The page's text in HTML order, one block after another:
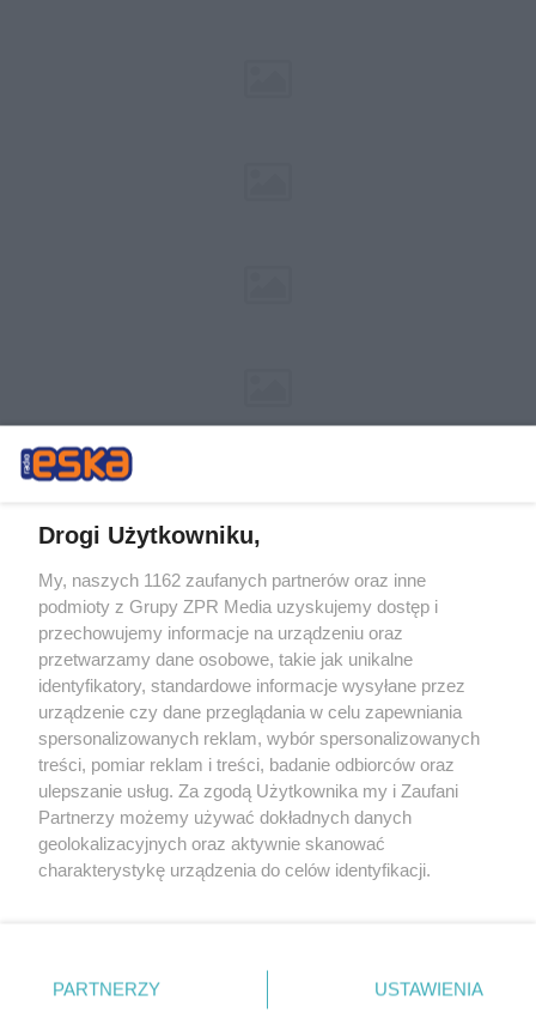
Żaden utwór zamieszczony w serwisie nie może być powielany i
rozpowszechniany lub dalej rozpowszechniany w jakikolwiek sposób (w
tym także elektroniczny lub mechaniczny) na jakimkolwiek polu
eksploatacji w jakiejkolwiek formie, włącznie z umieszczaniem w
Internecie bez pisemnej zgody właściciela praw. Jakiekolwiek użycie lub
wykorzystanie utworów w całości lub w części z naruszeniem prawa,
tzn. bez właściwej zgody, jest zabronione pod groźbą kary i może być
ścigane prawnie.
Drogi Użytkowniku,
My, naszych 1162 zaufanych partnerów oraz inne
podmioty z Grupy ZPR Media uzyskujemy dostęp i
przechowujemy informacje na urządzeniu oraz
przetwarzamy dane osobowe, takie jak unikalne
identyfikatory, standardowe informacje wysyłane przez
urządzenie czy dane przeglądania w celu zapewniania
spersonalizowanych reklam, wybór spersonalizowanych
treści, pomiar reklam i treści, badanie odbiorców oraz
ulepszanie usług. Za zgodą Użytkownika my i Zaufani
Partnerzy możemy używać dokładnych danych
geolokalizacyjnych oraz aktywnie skanować
charakterystykę urządzenia do celów identyfikacji.
zmienić/wycofać klikając przycisk ustawień prywatności
znajdujący się w lewym dolnym rogu strony
PARTNERZY USTAWIENIA